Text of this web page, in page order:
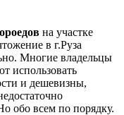
на участке
в г.Руза
Многие владельцы
использовать
и дешевизны,
обо всем по порядку.